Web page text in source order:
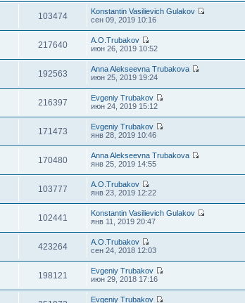
103474
Konstantin Vasilievich Gulakov
сен 09, 2019 10:16
217640
A.O.Trubakov
июн 26, 2019 10:52
192563
Anna Alekseevna Trubakova
июн 25, 2019 19:24
216397
Evgeniy Trubakov
июн 24, 2019 15:12
171473
Evgeniy Trubakov
янв 28, 2019 10:46
170480
Anna Alekseevna Trubakova
янв 25, 2019 14:55
103777
A.O.Trubakov
янв 23, 2019 12:22
102441
Konstantin Vasilievich Gulakov
янв 11, 2019 20:47
423264
A.O.Trubakov
сен 24, 2018 12:03
198121
Evgeniy Trubakov
июн 29, 2018 17:16
Evgeniy Trubakov